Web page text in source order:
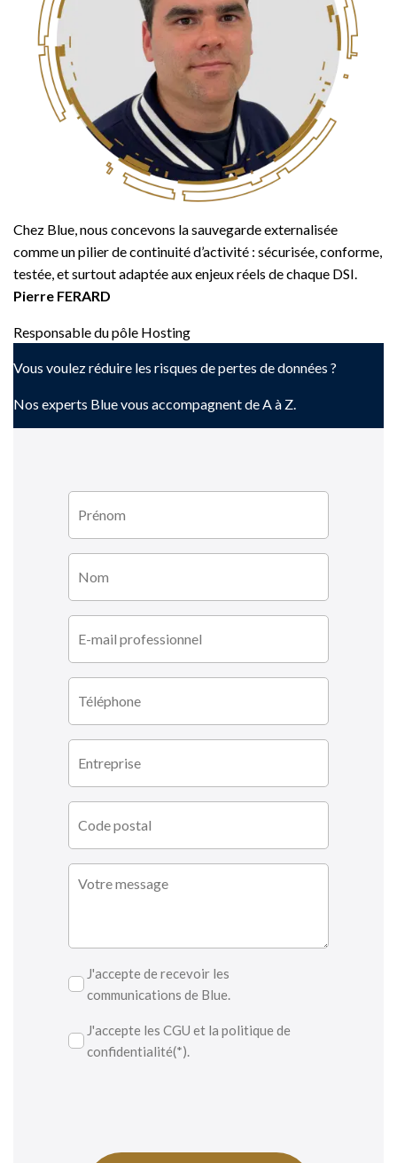
Chez Blue, nous concevons la sauvegarde externalisée
comme un pilier de continuité d’activité : sécurisée, conforme,
testée, et surtout adaptée aux enjeux réels de chaque DSI.
Pierre FERARD
Responsable du pôle Hosting
Vous voulez réduire les risques de pertes de données ?
Nos experts Blue vous accompagnent de A à Z.
J'accepte de recevoir les
communications de Blue.
J'accepte les CGU et la politique de
confidentialité(*).